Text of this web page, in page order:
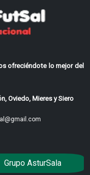
ofreciéndote lo mejor del
Oviedo, Mieres y Siero
Grupo AsturSala